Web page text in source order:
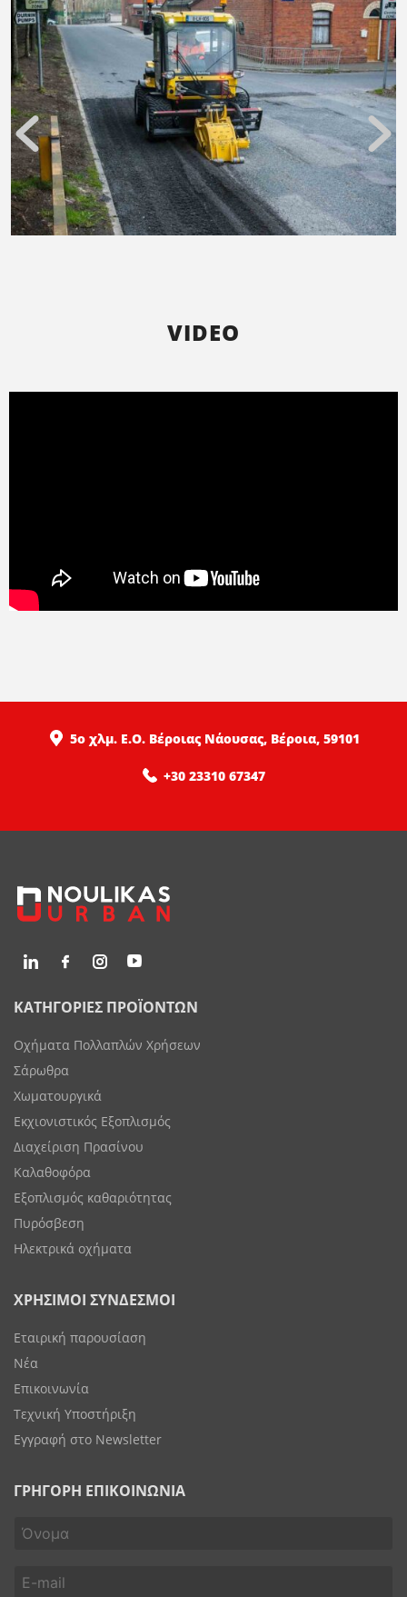
VIDEO
5ο χλμ. Ε.Ο. Βέροιας Νάουσας, Βέροια, 59101
+30 23310 67347
ΚΑΤΗΓΟΡΙΕΣ ΠΡΟΪΟΝΤΩΝ
Οχήματα Πολλαπλών Χρήσεων
Σάρωθρα
Χωματουργικά
Εκχιονιστικός Εξοπλισμός
Διαχείριση Πρασίνου
Καλαθοφόρα
Εξοπλισμός καθαριότητας
Πυρόσβεση
Ηλεκτρικά οχήματα
ΧΡΗΣΙΜΟΙ ΣΥΝΔΕΣΜΟΙ
Εταιρική παρουσίαση
Νέα
Επικοινωνία
Τεχνική Υποστήριξη
Εγγραφή στο Newsletter
ΓΡΗΓΟΡΗ ΕΠΙΚΟΙΝΩΝΙΑ